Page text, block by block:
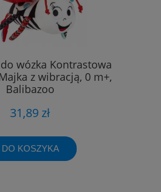
wózka Kontrastowa
z wibracją, 0 m+,
Balibazoo
31,89 zł
DO KOSZYKA